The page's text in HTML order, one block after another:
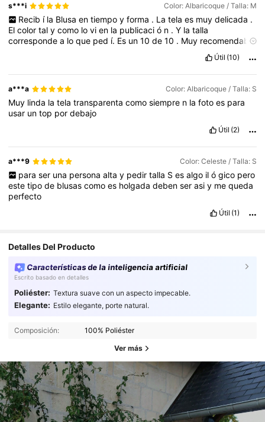
s***i Color: Albaricoque / Talla: M
Recib í la Blusa en tiempo y forma . La tela es muy delicada .
Elcolortalycomo lovien la publicació n .Y latalla
correspondea loque ped í. Es un10de10 . Muy recomendable
Útil (10)
a***a Color: Albaricoque / Talla: S
Muy linda latelatransparentacomosiempre n lafotoes para
usar untop pordebajo
Útil (2)
a***9 Color: Celeste / Talla: S
para ser una persona alta y pedir talla S es algo il ó gico pero
estetipode blusascomoes holgadadebenserasiy mequeda
perfecto
Útil (1)
Detalles Del Producto
Características de la inteligencia artificial
Escrito basado en detalles
Poliéster: Textura suave con un aspecto impecable.
Elegante: Estilo elegante, porte natural.
Composición: 100% Poliéster
Ver más